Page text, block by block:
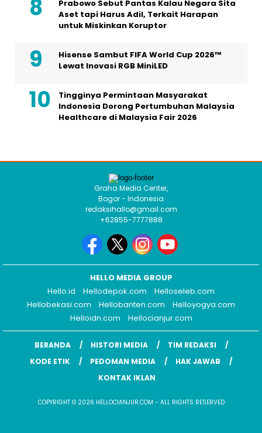
Prabowo Sebut Pantas Kalau Negara Sita
Aset tapi Harus Adil, Terkait Harapan
untuk Miskinkan Koruptor
Hisense Sambut FIFA World Cup 2026™
Lewat Inovasi RGB MiniLED
Tingginya Permintaan Masyarakat
Indonesia Dorong Pertumbuhan Malaysia
Healthcare di Malaysia Fair 2026
Graha Media Center,
Bogor - Indonesia
redaksihallo@gmail.com
+62855-7777888
HELLO MEDIA GROUP
Hello.id
Hellodepok.com
Helloseleb.com
Hellobekasi.com
Hellobanten.com
Helloyogya.com
Helloidn.com
Hellocianjur.com
BERANDA HISTORI MEDIA
TIM REDAKSI
KODE ETIK
PEDOMAN MEDIA
HAK JAWAB
KONTAK IKLAN
COPYRIGHT © 2026 HELLOCIANJUR.COM - ALL RIGHTS RESERVED